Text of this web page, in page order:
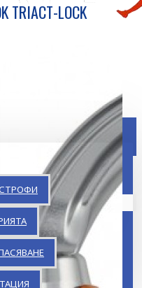
TRIACT-LOCK